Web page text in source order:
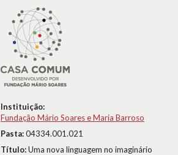
Instituição:
Fundação Mário Soares e Maria Barroso
Pasta:04334.001.021
Título:Uma nova linguagem no imaginário